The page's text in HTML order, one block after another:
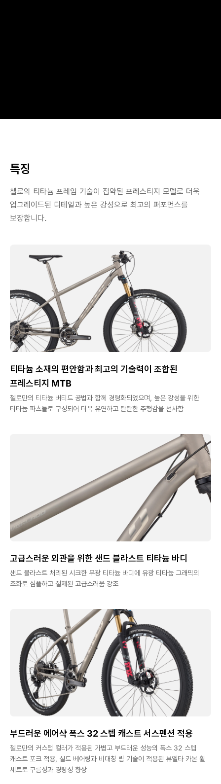
특징
첼로의 티타늄 프레임 기술이 집약된 프레스티지 모델로 더욱
업그레이드된 디테일과 높은 강성으로 최고의 퍼포먼스를
보장합니다.
티타늄 소재의 편안함과 최고의 기술력이 조합된
프레스티지 MTB
첼로만의 티타늄 버티드 공법과 함께 경령화되었으며, 높은 강성을 위한
티타늄 파츠들로 구성되어 더욱 유연하고 탄탄한 주행감을 선사함
고급스러운 외관을 위한 샌드 블라스트 티타늄 바디
샌드 블라스트 처리된 시크한 무광 티타늄 바디에 유광 티타늄 그래픽의
조화로 심플하고 절제된 고급스러움 강조
부드러운 에어샥 폭스 32 스텝 캐스트 서스펜션 적용
첼로만의 커스텀 컬러가 적용된 가볍고 부드러운 성능의 폭스 32 스텝
캐스트 포크 적용, 실드 베어링과 비대칭 림 기술이 적용된 뷰엘타 카본 휠
세트로 구름성과 경량성 향상